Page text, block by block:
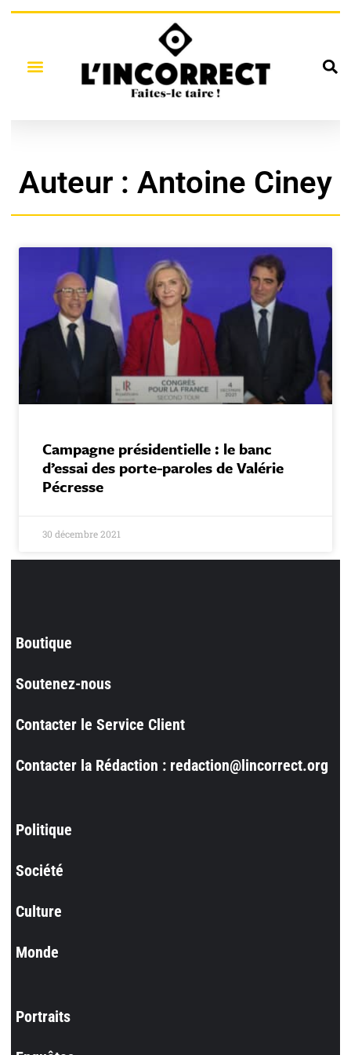
Auteur : Antoine Ciney
Campagne présidentielle : le banc
d’essai des porte-paroles de Valérie
Pécresse
30 décembre 2021
Boutique
Soutenez-nous
Contacter le Service Client
Contacter la Rédaction : redaction@lincorrect.org
Politique
Société
Culture
Monde
Portraits